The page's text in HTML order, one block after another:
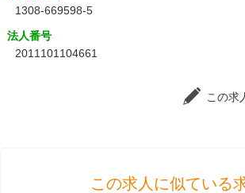
1308-669598-5
法人番号
2011101104661
この求
この求人に似ている